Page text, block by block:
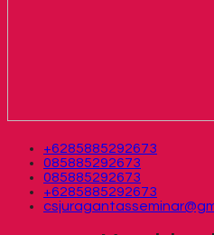
+6285885292673
085885292673
085885292673
+6285885292673